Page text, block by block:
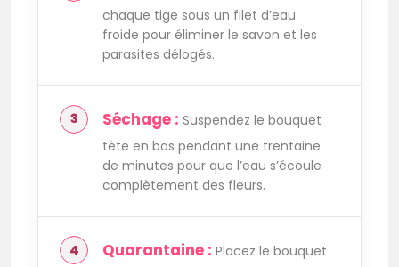
chaque tige sous un filet d’eau
froide pour éliminer le savon et les
parasites délogés.
Séchage : Suspendez le bouquet
tête en bas pendant une trentaine
de minutes pour que l’eau s’écoule
complètement des fleurs.
Quarantaine : Placez le bouquet